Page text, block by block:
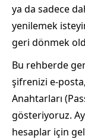
ya da sadece
yenilemek
geri dönmek
Bu rehberde
şifrenizi
Anahtarları
gösteriyoruz.
hesaplar için